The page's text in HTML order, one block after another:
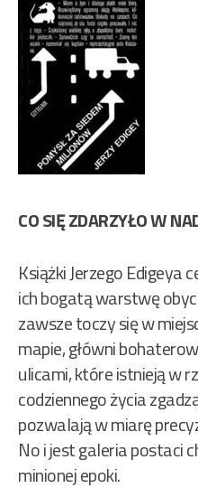
CO SIĘ ZDARZYŁO W
Książki Jerzego Edigeya
ich bogatą warstwę
zawsze toczy się w
mapie, główni
ulicami, które istnieją w
codziennego życia
pozwalają w miarę
No i jest galeria postaci
minionej epoki.